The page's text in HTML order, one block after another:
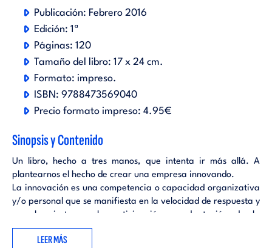
Publicación: Febrero 2016
Edición: 1ª
Páginas: 120
Tamaño del libro: 17 x 24 cm.
Formato: impreso.
ISBN: 9788473569040
Precio formato impreso: 4.95€
Sinopsis y Contenido
Un libro, hecho a tres manos, que intenta ir más allá. A
plantearnos el hecho de crear una empresa innovando.
La innovación es una competencia o capacidad organizativa
y/o personal que se manifiesta en la velocidad de respuesta y
en el acierto en la anticipación y adaptación de la
organización y/o la persona a los cambios observables en el
entorno, a través de la aplicación de conocimientos y
LEER MÁS